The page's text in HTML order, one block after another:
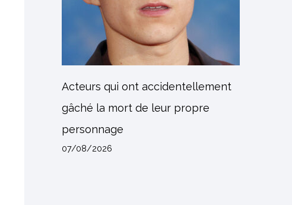
Acteurs qui ont accidentellement
gâché la mort de leur propre
personnage
07/08/2026